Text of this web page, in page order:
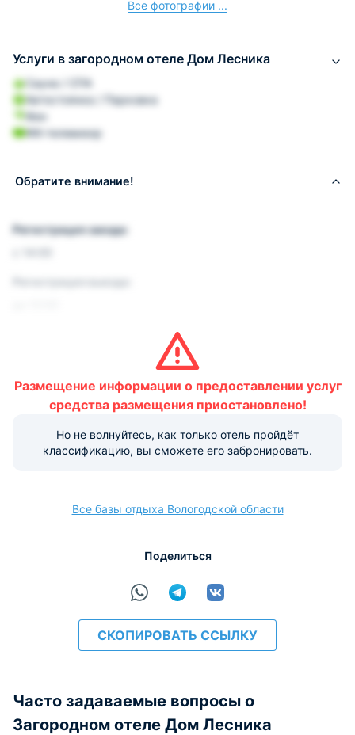
Все фотографии ...
Услуги в загородном отеле Дом Лесника
Сауна / СПА
Автостоянка / Парковка
Фен
ЖК-телевизор
Обратите внимание!
Регистрация заезда:
Условия и правила проживания:
Размещение домашних животных не допускается.
Варианты оплаты, доступные на ресепшене:
Этот объект размещения принимает только
Размещение информации о предоставлении услуг
средства размещения приостановлено!
Но не волнуйтесь, как только отель пройдёт
классификацию, вы сможете его забронировать.
Все базы отдыха Вологодской области
Поделиться
СКОПИРОВАТЬ ССЫЛКУ
Часто задаваемые вопросы о
Загородном отеле Дом Лесника